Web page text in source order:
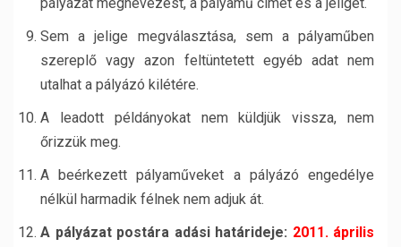
Sem a jelige megválasztása, sem a pályaműben
szereplő vagy azon feltüntetett egyéb adat nem
utalhat a pályázó kilétére.
A leadott példányokat nem küldjük vissza, nem
őrizzük meg.
A beérkezett pályaműveket a pályázó engedélye
nélkül harmadik félnek nem adjuk át.
A pályázat postára adási határideje: 2011. április